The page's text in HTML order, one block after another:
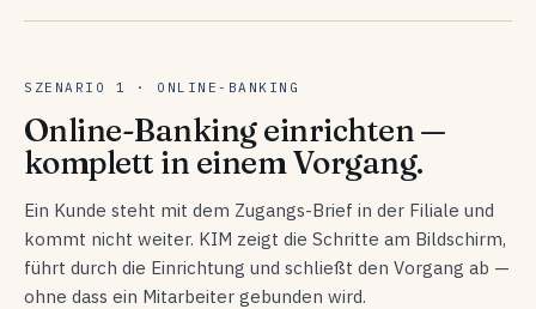
SZENARIO 1 · ONLINE-BANKING
Online-Banking einrichten —
komplett in einem Vorgang.
Ein Kunde steht mit dem Zugangs-Brief in der Filiale und
kommt nicht weiter. KIM zeigt die Schritte am Bildschirm,
führt durch die Einrichtung und schließt den Vorgang ab —
ohne dass ein Mitarbeiter gebunden wird.